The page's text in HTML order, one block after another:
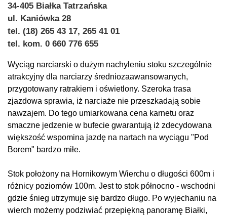
34-405 Białka Tatrzańska
ul. Kaniówka 28
tel. (18) 265 43 17, 265 41 01
tel. kom. 0 660 776 655
Wyciąg narciarski o dużym nachyleniu stoku szczególnie
atrakcyjny dla narciarzy średniozaawansowanych,
przygotowany ratrakiem i oświetlony. Szeroka trasa
zjazdowa sprawia, iż narciaże nie przeszkadają sobie
nawzajem. Do tego umiarkowana cena karnetu oraz
smaczne jedzenie w bufecie gwarantują iż zdecydowana
większość wspomina jazdę na nartach na wyciągu "Pod
Borem" bardzo miłe.
Stok położony na Hornikowym Wierchu o długości 600m i
różnicy poziomów 100m. Jest to stok północno - wschodni
gdzie śnieg utrzymuje się bardzo długo. Po wyjechaniu na
wierch możemy podziwiać przepiękną panoramę Białki,